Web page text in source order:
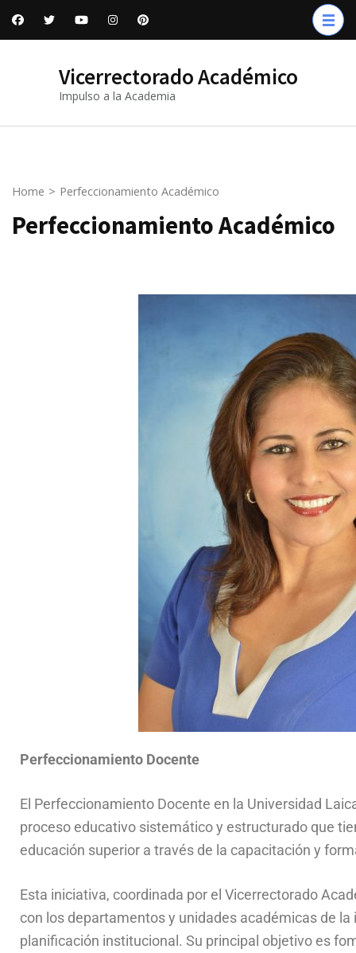
Vicerrectorado Académico
Impulso a la Academia
Home > Perfeccionamiento Académico
Perfeccionamiento Académico
Perfeccionamiento Docente
El Perfeccionamiento Docente en la Universidad
proceso educativo sistemático y estructurado que
educación superior a través de la capacitación y
Esta iniciativa, coordinada por el Vicerrectorado
con los departamentos y unidades académicas de
planificación institucional. Su principal objetivo es